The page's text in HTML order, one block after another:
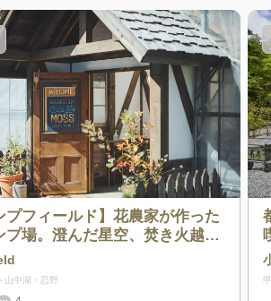
プフィールド】花農家が作った
プ場。澄んだ星空、焚き火越し
な裏山の彩り。
山中湖・忍野